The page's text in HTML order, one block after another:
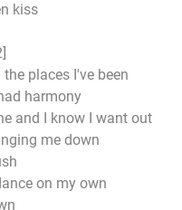
kiss
places I've been
harmony
and I know I want out
me down
on my own